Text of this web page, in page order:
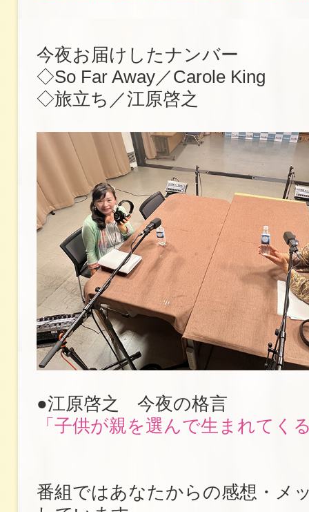
今夜お届けしたナンバー
◇So Far Away／Carole King
◇旅立ち／江原啓之
●江原啓之 今夜の格言
「子供が親を選んで生まれてく
番組ではあなたからの感想・メ